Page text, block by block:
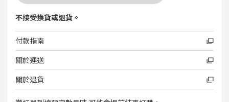
不接受換貨或退貨。
付款指南
關於運送
關於退貨